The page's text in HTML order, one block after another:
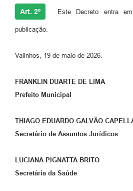
Art. 2º Este Decreto entra
publicação.
Valinhos, 19 de maio de 2026.
FRANKLIN DUARTE DE LIMA
Prefeito Municipal
THIAGO EDUARDO GALVÃO
Secretário de Assuntos Jurídicos
LUCIANA PIGNATTA BRITO
Secretária da Saúde